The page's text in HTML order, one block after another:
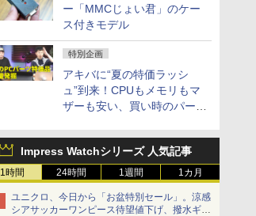
ー「MMCじょい君」のケー
ス付きモデル
特別企画
アキバに“夏の特価ラッシ
ュ”到来！CPUもメモリもマ
ザーも安い、買い時のパーツ
Impress Watchシリーズ 人気記事
1時間 24時間 1週間 1カ月
ユニクロ、今日から「お盆特別セール」。涼感
シアサッカーワンピース待望値下げ、撥水ギア